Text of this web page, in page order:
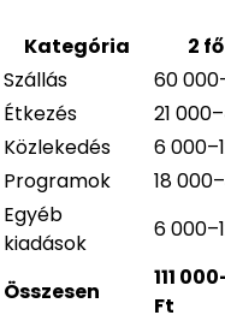
Kategória 2
Szállás
60
Étkezés
21
Közlekedés
6
Programok
18
Egyéb
kiadások
6
Összesen
111
Ft